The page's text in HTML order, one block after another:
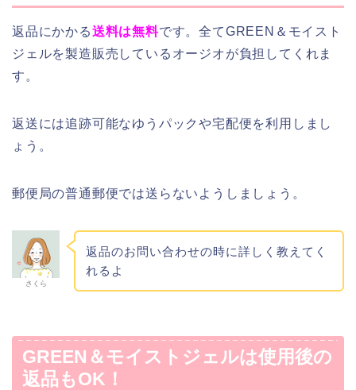
返品にかかる送料は無料です。全てGREEN＆モイスト
ジェルを製造販売しているオージオが負担してくれま
す。
返送には追跡可能なゆうパックや宅配便を利用しまし
ょう。
郵便局の普通郵便では送らないようしましょう。
さくら
返品のお問い合わせの時に詳しく教えてく
れるよ
GREEN＆モイストジェルは使用後の
返品もOK！